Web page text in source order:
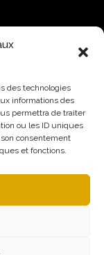
des technologies
informations des
permettra de traiter
ou les ID uniques
consentement
et fonctions.